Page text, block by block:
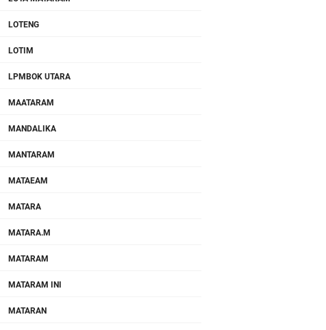
LOTENG
LOTIM
LPMBOK UTARA
MAATARAM
MANDALIKA
MANTARAM
MATAEAM
MATARA
MATARA.M
MATARAM
MATARAM INI
MATARAN